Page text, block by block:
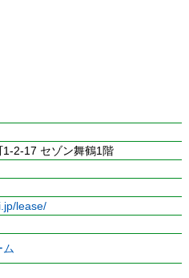
1-2-17 セゾン舞鶴1階
lease/
ム